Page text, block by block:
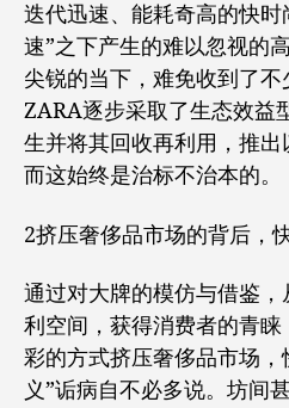
迭代迅速、能耗奇高的快
速”之下产生的难以忽视的
尖锐的当下，难免收到了不
ZARA逐步采取了生态效
生并将其回收再利用，推出
而这始终是治标不治本的。
2挤压奢侈品市场的背后，
通过对大牌的模仿与借鉴
利空间，获得消费者的青
彩的方式挤压奢侈品市场
义”诟病自不必多说。坊间